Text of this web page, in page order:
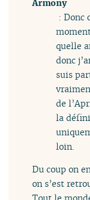
Armony
: Donc
quelle
donc
suis
de
la
loin.
Du coup on
on s’est